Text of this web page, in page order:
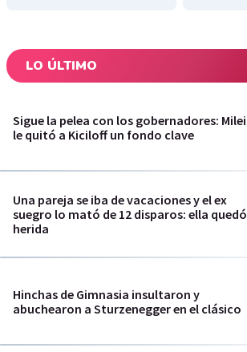
LO ÚLTIMO
Sigue la pelea con los gobernadores: Milei
le quitó a Kiciloff un fondo clave
Una pareja se iba de vacaciones y el ex
suegro lo mató de 12 disparos: ella quedó
herida
Hinchas de Gimnasia insultaron y
abuchearon a Sturzenegger en el clásico